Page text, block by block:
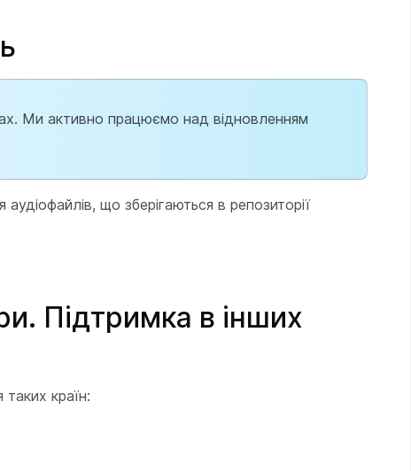
Ми активно працюємо над відновленням
що зберігаються в репозиторії
Підтримка в інших
країн: